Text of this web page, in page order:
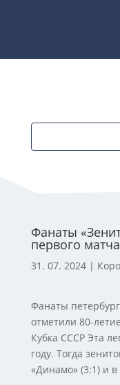
Фанаты
первого
31. 07. 2024|
Фанаты
отметили 80-
Кубка СССР Эта
году. Тогда
«Динамо» (3:1) и